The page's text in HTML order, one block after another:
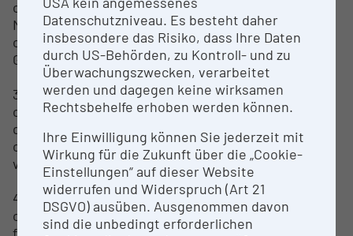
o Detektion von fluoreszierenden Molekülen oder
Markern (z. B. GFP, RFP, IR-Dyes).
o Ermöglicht die Visualisierung von Zielstrukturen,
Geweben oder molekularen Prozessen.
3. Quantitative Bildanalyse
o Präzise Messung der Signalintensität zur
quantitativen Bewertung biologischer Prozesse.
o Vergleich von Signalstärken zwischen
verschiedenen Proben oder Zeitpunkten.
4. Multispektrale Bildgebung
o Gleichzeitige Erfassung mehrerer Wellenlängen
Datenschutzniveau. Es besteht daher
insbesondere das Risiko, dass Ihre Daten
durch US-Behörden, zu Kontroll- und zu
Überwachungszwecken, verarbeitet
werden und dagegen keine wirksamen
Rechtsbehelfe erhoben werden können.
Ihre Einwilligung können Sie jederzeit mit
Wirkung für die Zukunft über die „Cookie-
Einstellungen“ auf dieser Website
widerrufen und Widerspruch (Art 21
DSGVO) ausüben. Ausgenommen davon
sind die unbedingt erforderlichen